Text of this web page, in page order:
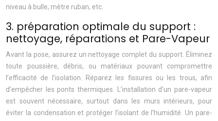
niveau à bulle, mètre ruban, etc.
3. préparation optimale du support :
nettoyage, réparations et Pare-Vapeur
Avant la pose, assurez un nettoyage complet du support. Éliminez
toute poussière, débris, ou matériaux pouvant compromettre
l’efficacité de l’isolation. Réparez les fissures ou les trous, afin
d’empêcher les ponts thermiques. L’installation d’un pare-vapeur
est souvent nécessaire, surtout dans les murs intérieurs, pour
éviter la condensation et protéger l’isolant de l’humidité. Un pare-